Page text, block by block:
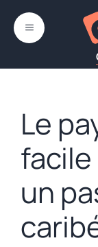
contenu
MENU
Le
un